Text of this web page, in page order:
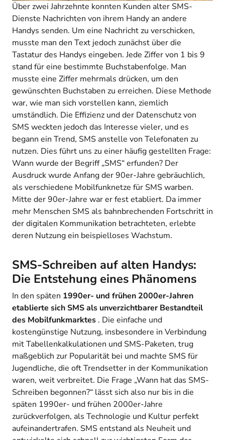
Über zwei Jahrzehnte konnten Kunden alter SMS-
Dienste Nachrichten von ihrem Handy an andere
Handys senden. Um eine Nachricht zu verschicken,
musste man den Text jedoch zunächst über die
Tastatur des Handys eingeben. Jede Ziffer von 1 bis 9
stand für eine bestimmte Buchstabenfolge. Man
musste eine Ziffer mehrmals drücken, um den
gewünschten Buchstaben zu erreichen. Diese Methode
war, wie man sich vorstellen kann, ziemlich
umständlich. Die Effizienz und der Datenschutz von
SMS weckten jedoch das Interesse vieler, und es
begann ein Trend, SMS anstelle von Telefonaten zu
nutzen. Dies führt uns zu einer häufig gestellten Frage:
Wann wurde der Begriff „SMS“ erfunden? Der
Ausdruck wurde Anfang der 90er-Jahre gebräuchlich,
als verschiedene Mobilfunknetze für SMS warben.
Mitte der 90er-Jahre war er fest etabliert. Da immer
mehr Menschen SMS als bahnbrechenden Fortschritt in
der digitalen Kommunikation betrachteten, erlebte
deren Nutzung ein beispielloses Wachstum.
SMS-Schreiben auf alten Handys:
Die Entstehung eines Phänomens
In den späten 1990er- und frühen 2000er-Jahren
etablierte sich SMS als unverzichtbarer Bestandteil
des Mobilfunkmarktes . Die einfache und
kostengünstige Nutzung, insbesondere in Verbindung
mit Tabellenkalkulationen und SMS-Paketen, trug
maßgeblich zur Popularität bei und machte SMS für
Jugendliche, die oft Trendsetter in der Kommunikation
waren, weit verbreitet. Die Frage „Wann hat das SMS-
Schreiben begonnen?“ lässt sich also nur bis in die
späten 1990er- und frühen 2000er-Jahre
zurückverfolgen, als Technologie und Kultur perfekt
aufeinandertrafen. SMS entstand als Neuheit und